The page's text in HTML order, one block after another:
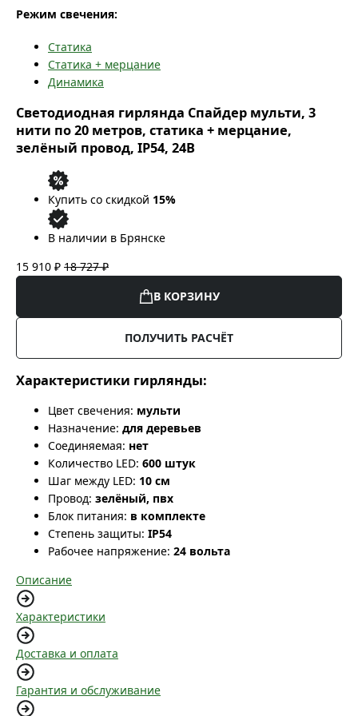
Режим свечения:
Статика
Статика + мерцание
Динамика
Светодиодная гирлянда Спайдер мульти, 3
нити по 20 метров, статика + мерцание,
зелёный провод, IP54, 24В
Купить со скидкой 15%
В наличии в Брянске
15 910 ₽ 18 727 ₽
В КОРЗИНУ
ПОЛУЧИТЬ РАСЧЁТ
Характеристики гирлянды:
Цвет свечения: мульти
Назначение: для деревьев
Соединяемая: нет
Количество LED: 600 штук
Шаг между LED: 10 см
Провод: зелёный, пвх
Блок питания: в комплекте
Степень защиты: IP54
Рабочее напряжение: 24 вольта
Описание
Характеристики
Доставка и оплата
Гарантия и обслуживание